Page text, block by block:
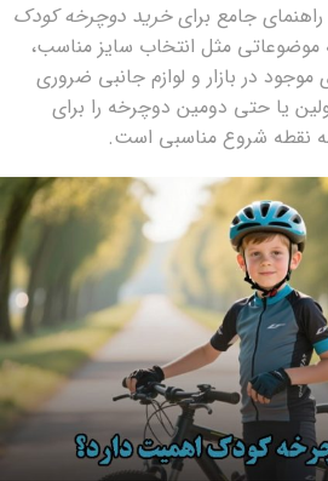
جامع برایخرید دوچرخه کودک
موضوعاتی مثل انتخاب سایز مناسب،
در بازار و لوازم جانبی ضروری
یا حتی دومین دوچرخه را برای
نقطه شروع مناسبی است.